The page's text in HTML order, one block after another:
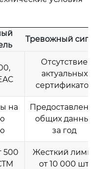
Тревожный
Отсутствие
актуальных
сертификатов
на
общих данных
за год
500
Жесткий
от 10 000 шт.